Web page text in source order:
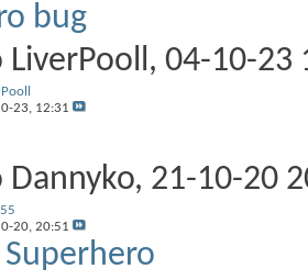
bug
LiverPooll‎, 04-10-23
23, 12:31
Dannyko‎, 21-10-20
20, 20:51